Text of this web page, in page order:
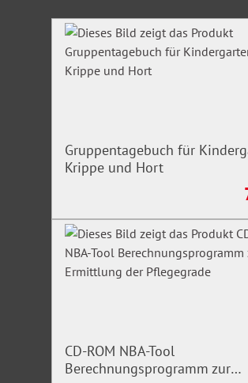
Produktgalerie überspringen
Gruppentagebuch für
Krippe und Hort
CD-ROM NBA-Tool
Berechnungsprogramm zur